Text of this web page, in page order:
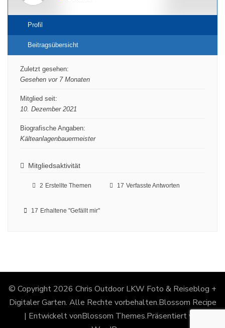
Profil
Beitragsübersicht
Zuletzt gesehen:
Gesehen vor 7 Monaten
Mitglied seit:
10. Dezember 2021
Biografische Angaben:
Kälteanlagenbauermeister
Mitgliedsaktivität
2 Erstellte Themen 17 Verfasste Antworten
17 Erhaltene "Gefällt mir"
© Copyright 2026 Chris Outdoor LKW Foto & Reiseblog +
Digitaler Garten. Alle Rechte vorbehalten.Blossom Recipe
| Entwickelt vonBlossom Themes.Präsentiert von